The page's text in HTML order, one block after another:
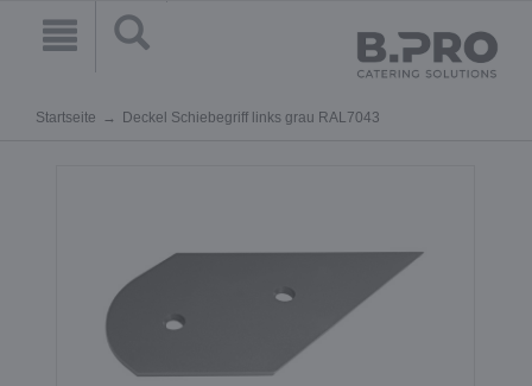
Startseite Deckel Schiebegriff links grau RAL7043